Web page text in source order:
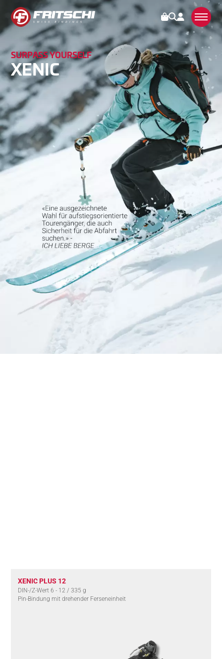
BINDUNGEN
TECTON
VIPEC EVO
XENIC
SCOUT
ZUBEHÖR
BEDIENUNG
KUNDENDIENST
STORIES
ÜBER UNS
SURPASS YOURSELF
XENIC
XENIC PLUS 12
DIN-/Z-Wert 6 - 12 / 335 g
Pin-Bindung mit drehender Ferseneinheit